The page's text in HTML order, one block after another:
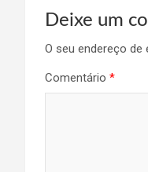
Deixe um
O seu endereço de
Comentário *